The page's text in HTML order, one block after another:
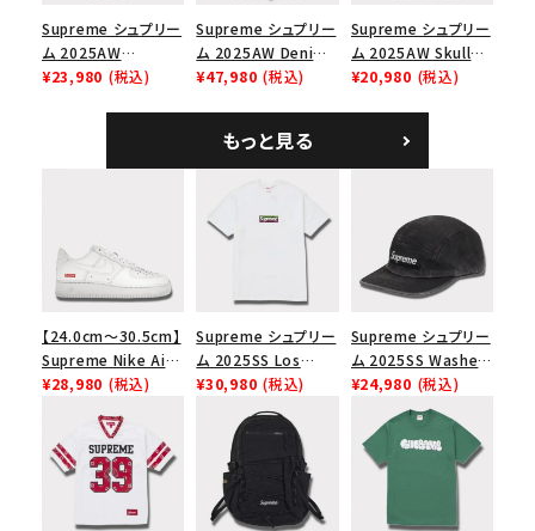
Supreme シュプリー
ム 2025AW
Overdyed Camp
¥23,980 (税込)
Supreme シュプリー
ム 2025AW Denim
Backpack デニム バ
¥47,980 (税込)
Supreme シュプリー
ム 2025AW Skull
Tee スカル Tシャ
¥20,980 (税込)
もっと見る
【24.0cm～30.5cm】
Supreme Nike Air
Force 1 Low シュプ
ース１スニーカー シ
ューズ ホワイト
¥28,980 (税込)
Supreme シュプリー
ム 2025SS Los
Angeles Fire Relief
Box Logo Tee ファ
イヤーリリーフボック
スロゴTシャツ ホワ
イト 白
¥30,980 (税込)
Supreme シュプリー
ム 2025SS Washed
Chino Twill Camp
Cap ウォッシュチノツ
イルキャンプキャップ
ブラック 黒
¥24,980 (税込)